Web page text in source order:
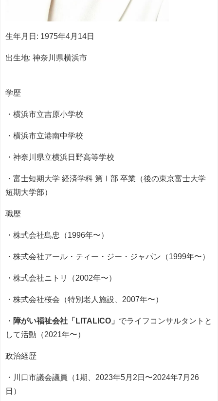
生年月日: 1975年4月14日
出生地: 神奈川県横浜市
学歴
・横浜市立吉原小学校
・横浜市立港南中学校
・神奈川県立横浜日野高等学校
・富士短期大学 経済学科 第Ⅰ部 卒業（後の東京富士大学
短期大学部）
職歴
・株式会社島忠（1996年〜）
・株式会社アール・ティー・ジー・ジャパン（1999年〜）
・株式会社ニトリ（2002年〜）
・株式会社桜会（特別老人施設、2007年〜）
・ 障がい福祉会社「LITALICO」 でライフコンサルタントと
して活動（2021年〜）
政治経歴
・川口市議会議員（1期、2023年5月2日〜2024年7月26
日）